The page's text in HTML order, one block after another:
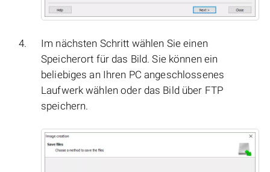
Im nächsten Schritt wählen Sie einen
Speicherort für das Bild. Sie können ein
beliebiges an Ihren PC angeschlossenes
Laufwerk wählen oder das Bild über FTP
speichern.